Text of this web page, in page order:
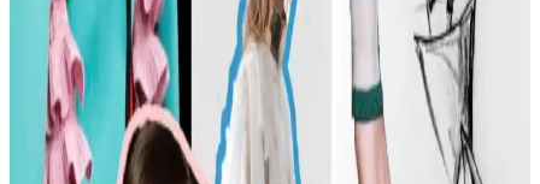
Günlük Moda Soruları ve Stil Önerileri: Vücut
Tipine Uygun Kombinasyonlar ve Ayakkabı Seçimi
Moda ve stil, kişisel tercihlere göre şekillenir. Vücut tipine uygun
kıyafet seçimi, günlük kombin önerileri ve rahat ayakkabı
markalarıyla şıklığı yakalayın. İkinci el lüks ürün alımında dikkat
edilmesi gerekenler burada.